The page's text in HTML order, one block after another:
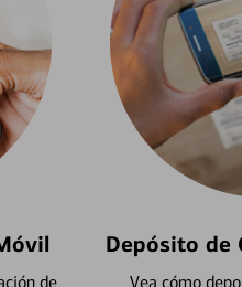
de
Depósito de
Vea cómo